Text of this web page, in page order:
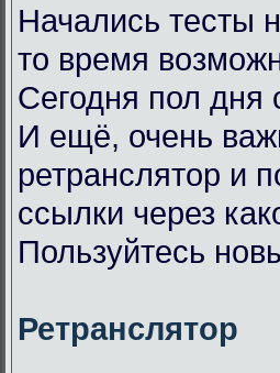
Начались тесты
то время
Сегодня пол дня
И ещё, очень
ретранслятор и
ссылки через
Пользуйтесь
Ретранслятор